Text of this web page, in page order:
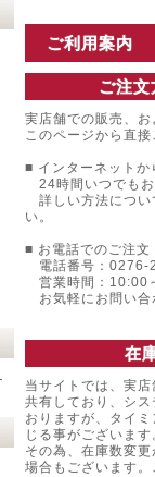
ご利用案内
ご注
実店舗での販売、
このページから直
■ インターネットか
24時間いつでも
詳しい方法につい
い。
■ お電話でのご注文
電話番号：0276-
営業時間：10:00
お気軽にお問い合
在
当サイトでは、実
共有しており、シ
おりますが、タイ
じる事がございます
その為、在庫数変
場合もございます